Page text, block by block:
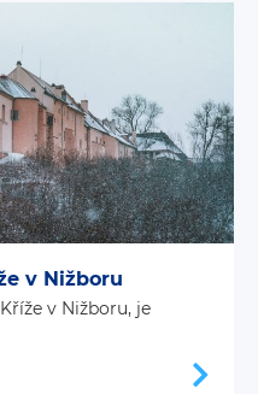
v Nižboru
v Nižboru, je